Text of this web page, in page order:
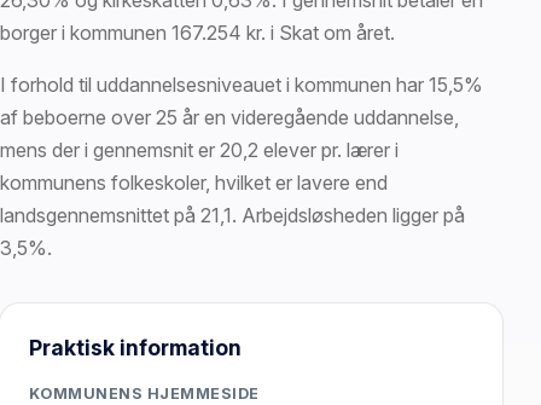
borger i kommunen 167.254 kr. i Skat om året.
I forhold til uddannelsesniveauet i kommunen har 15,5%
af beboerne over 25 år en videregående uddannelse,
mens der i gennemsnit er 20,2 elever pr. lærer i
kommunens folkeskoler, hvilket er lavere end
landsgennemsnittet på 21,1. Arbejdsløsheden ligger på
3,5%.
Praktisk information
KOMMUNENS HJEMMESIDE